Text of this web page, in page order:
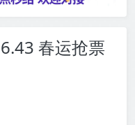
春运抢票